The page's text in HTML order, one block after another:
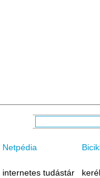
Netpédia
internetes tudástár